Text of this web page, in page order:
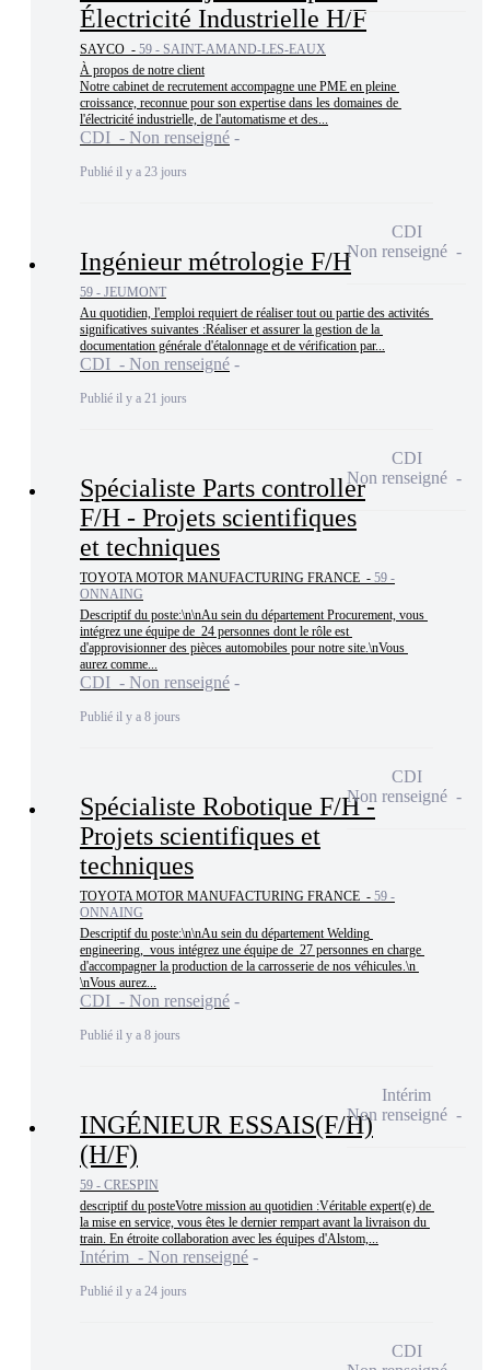
Électricité Industrielle H/F
SAYCO - 59 - SAINT-AMAND-LES-EAUX
À propos de notre client
Notre cabinet de recrutement accompagne une PME en pleine
croissance, reconnue pour son expertise dans les domaines de
l'électricité industrielle, de l'automatisme et des...
CDI - Non renseigné
Publié il y a 23 jours
Ingénieur métrologie F/H
59 - JEUMONT
Au quotidien, l'emploi requiert de réaliser tout ou partie des activités
significatives suivantes :Réaliser et assurer la gestion de la
documentation générale d'étalonnage et de vérification par...
CDI - Non renseigné
Publié il y a 21 jours
CDI
Non renseigné
Spécialiste Parts controller
F/H - Projets scientifiques
et techniques
TOYOTA MOTOR MANUFACTURING FRANCE - 59 -
ONNAING
Descriptif du poste:\n\nAu sein du département Procurement, vous
intégrez une équipe de  24 personnes dont le rôle est
d'approvisionner des pièces automobiles pour notre site.\nVous
aurez comme...
CDI - Non renseigné
Publié il y a 8 jours
CDI
Non renseigné
Spécialiste Robotique F/H -
Projets scientifiques et
techniques
TOYOTA MOTOR MANUFACTURING FRANCE - 59 -
ONNAING
Descriptif du poste:\n\nAu sein du département Welding
engineering,  vous intégrez une équipe de  27 personnes en charge
d'accompagner la production de la carrosserie de nos véhicules.\n
\nVous aurez...
CDI - Non renseigné
Publié il y a 8 jours
CDI
Non renseigné
INGÉNIEUR ESSAIS(F/H)
(H/F)
59 - CRESPIN
descriptif du posteVotre mission au quotidien :Véritable expert(e) de
la mise en service, vous êtes le dernier rempart avant la livraison du
train. En étroite collaboration avec les équipes d'Alstom,...
Intérim - Non renseigné
Publié il y a 24 jours
Intérim
Non renseigné
CDI